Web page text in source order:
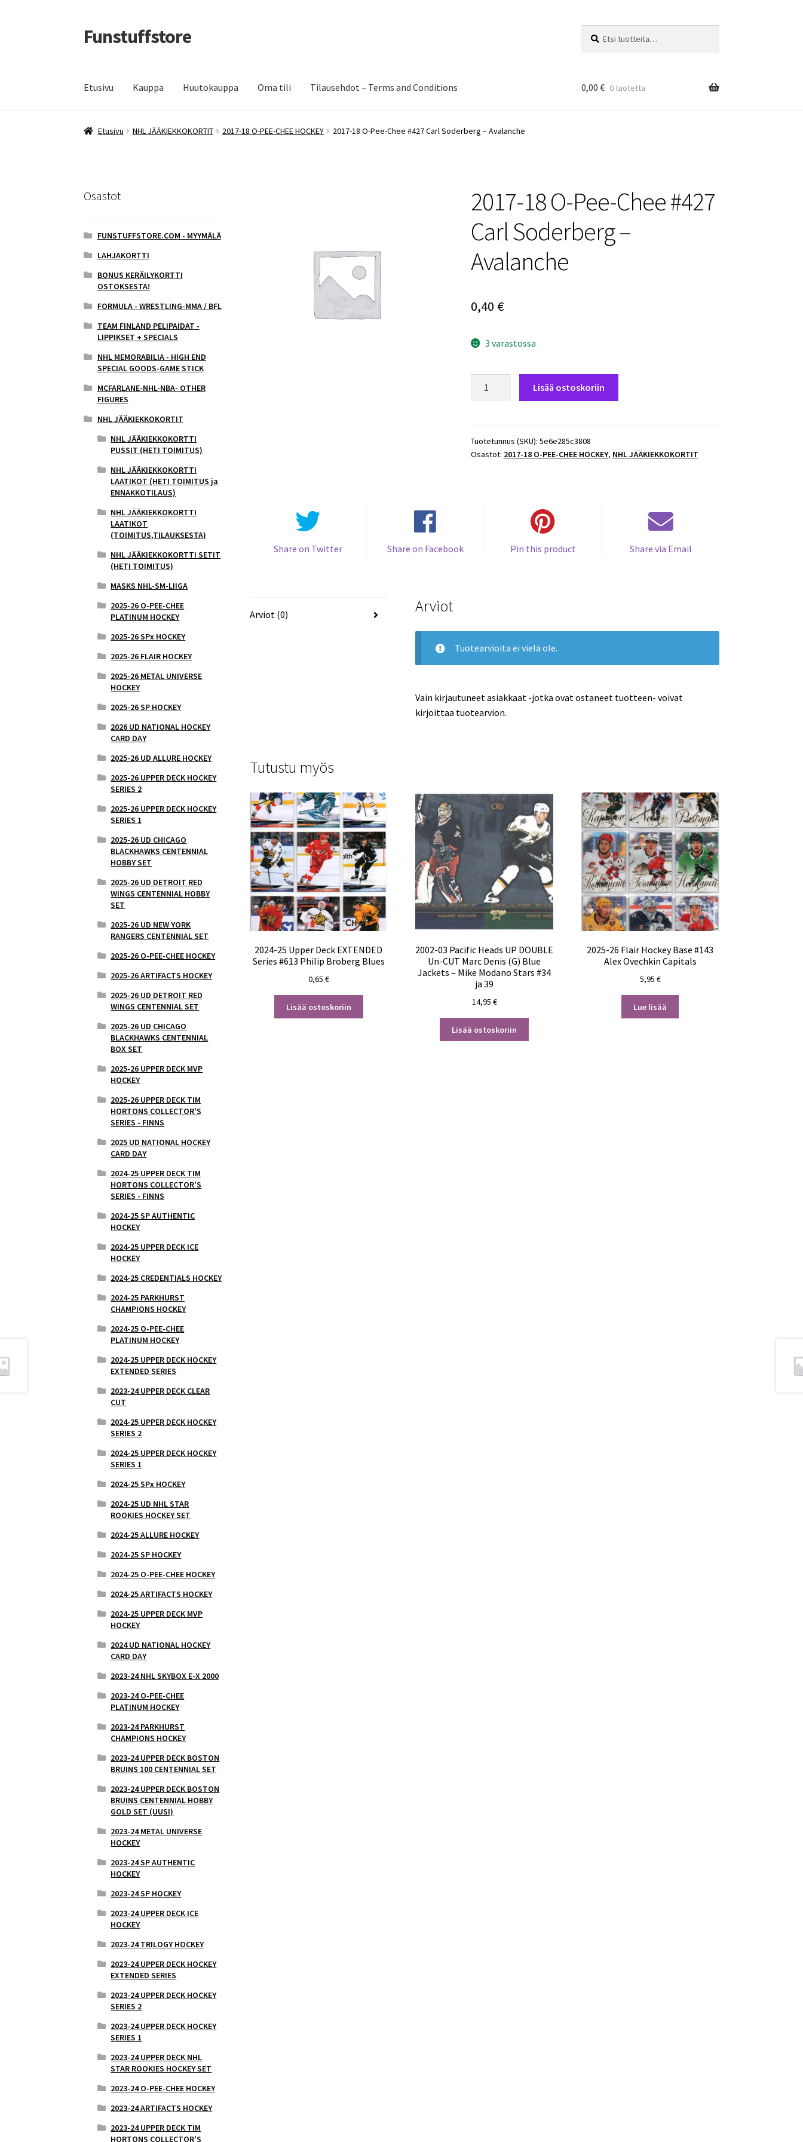
Siirry
navigointiin
Siirry
sisältöön
Funstuffstore
Etusivu Kauppa Huutokauppa Oma tili Tilausehdot – Terms and Conditions 0,00 € 0 tuotetta
Etusivu NHL JÄÄKIEKKOKORTIT 2017-18 O-PEE-CHEE HOCKEY 2017-18 O-Pee-Chee #427 Carl Soderberg – Avalanche
2017-18 O-Pee-Chee #427
Carl Soderberg –
Avalanche
0,40 €
3 varastossa
Chee
#427
Lisää ostoskoriin
Tuotetunnus (SKU): 5e6e285c3808
Osastot: 2017-18 O-PEE-CHEE HOCKEY, NHL JÄÄKIEKKOKORTIT
Share on Twitter Share on Facebook Pin this product Share via Email
Arviot (0) Arviot
Tuotearvioita ei vielä ole.
Vain kirjautuneet asiakkaat -jotka ovat ostaneet tuotteen- voivat
kirjoittaa tuotearvion.
Tutustu myös
2024-25 Upper Deck EXTENDED
Series #613 Philip Broberg Blues
0,65 €
Lisää ostoskoriin
2002-03 Pacific Heads UP DOUBLE
Un-CUT Marc Denis (G) Blue
Jackets – Mike Modano Stars #34
ja 39
14,95 €
Lisää ostoskoriin
2025-26 Flair Hockey Base #143
Alex Ovechkin Capitals
5,95 €
Lue lisää
Osastot
FUNSTUFFSTORE.COM - MYYMÄLÄ
LAHJAKORTTI
BONUS KERÄILYKORTTI
OSTOKSESTA!
FORMULA - WRESTLING-MMA / BFL
TEAM FINLAND PELIPAIDAT -
LIPPIKSET + SPECIALS
NHL MEMORABILIA - HIGH END
SPECIAL GOODS-GAME STICK
MCFARLANE-NHL-NBA- OTHER
FIGURES
NHL JÄÄKIEKKOKORTIT
NHL JÄÄKIEKKOKORTTI
PUSSIT (HETI TOIMITUS)
NHL JÄÄKIEKKOKORTTI
LAATIKOT (HETI TOIMITUS ja
ENNAKKOTILAUS)
NHL JÄÄKIEKKOKORTTI
LAATIKOT
(TOIMITUS,TILAUKSESTA)
NHL JÄÄKIEKKOKORTTI SETIT
(HETI TOIMITUS)
MASKS NHL-SM-LIIGA
2025-26 O-PEE-CHEE
PLATINUM HOCKEY
2025-26 SPx HOCKEY
2025-26 FLAIR HOCKEY
2025-26 METAL UNIVERSE
HOCKEY
2025-26 SP HOCKEY
2026 UD NATIONAL HOCKEY
CARD DAY
2025-26 UD ALLURE HOCKEY
2025-26 UPPER DECK HOCKEY
SERIES 2
2025-26 UPPER DECK HOCKEY
SERIES 1
2025-26 UD CHICAGO
BLACKHAWKS CENTENNIAL
HOBBY SET
2025-26 UD DETROIT RED
WINGS CENTENNIAL HOBBY
SET
2025-26 UD NEW YORK
RANGERS CENTENNIAL SET
2025-26 O-PEE-CHEE HOCKEY
2025-26 ARTIFACTS HOCKEY
2025-26 UD DETROIT RED
WINGS CENTENNIAL SET
2025-26 UD CHICAGO
BLACKHAWKS CENTENNIAL
BOX SET
2025-26 UPPER DECK MVP
HOCKEY
2025-26 UPPER DECK TIM
HORTONS COLLECTOR'S
SERIES - FINNS
2025 UD NATIONAL HOCKEY
CARD DAY
2024-25 UPPER DECK TIM
HORTONS COLLECTOR'S
SERIES - FINNS
2024-25 SP AUTHENTIC
HOCKEY
2024-25 UPPER DECK ICE
HOCKEY
2024-25 CREDENTIALS HOCKEY
2024-25 PARKHURST
CHAMPIONS HOCKEY
2024-25 O-PEE-CHEE
PLATINUM HOCKEY
2024-25 UPPER DECK HOCKEY
EXTENDED SERIES
2023-24 UPPER DECK CLEAR
CUT
2024-25 UPPER DECK HOCKEY
SERIES 2
2024-25 UPPER DECK HOCKEY
SERIES 1
2024-25 SPx HOCKEY
2024-25 UD NHL STAR
ROOKIES HOCKEY SET
2024-25 ALLURE HOCKEY
2024-25 SP HOCKEY
2024-25 O-PEE-CHEE HOCKEY
2024-25 ARTIFACTS HOCKEY
2024-25 UPPER DECK MVP
HOCKEY
2024 UD NATIONAL HOCKEY
CARD DAY
2023-24 NHL SKYBOX E-X 2000
2023-24 O-PEE-CHEE
PLATINUM HOCKEY
2023-24 PARKHURST
CHAMPIONS HOCKEY
2023-24 UPPER DECK BOSTON
BRUINS 100 CENTENNIAL SET
2023-24 UPPER DECK BOSTON
BRUINS CENTENNIAL HOBBY
GOLD SET (UUSI)
2023-24 METAL UNIVERSE
HOCKEY
2023-24 SP AUTHENTIC
HOCKEY
2023-24 SP HOCKEY
2023-24 UPPER DECK ICE
HOCKEY
2023-24 TRILOGY HOCKEY
2023-24 UPPER DECK HOCKEY
EXTENDED SERIES
2023-24 UPPER DECK HOCKEY
SERIES 2
2023-24 UPPER DECK HOCKEY
SERIES 1
2023-24 UPPER DECK NHL
STAR ROOKIES HOCKEY SET
2023-24 O-PEE-CHEE HOCKEY
2023-24 ARTIFACTS HOCKEY
2023-24 UPPER DECK TIM
HORTONS COLLECTOR'S